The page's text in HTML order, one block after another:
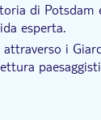
di Potsdam
esperta.
attraverso i
di
la regione del